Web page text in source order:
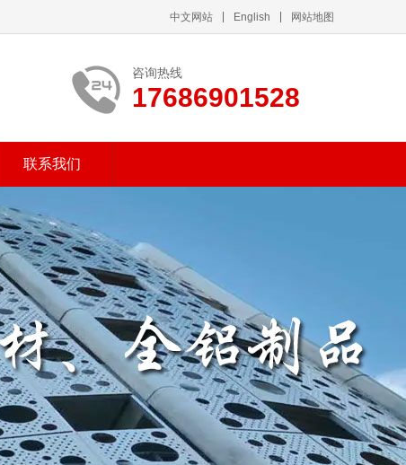
中文网站 English 网站地图
咨询热线
17686901528
联系我们